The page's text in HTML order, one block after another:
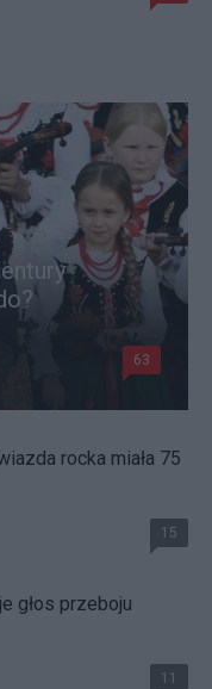
63
rocka miała 75
15
głos przeboju
11